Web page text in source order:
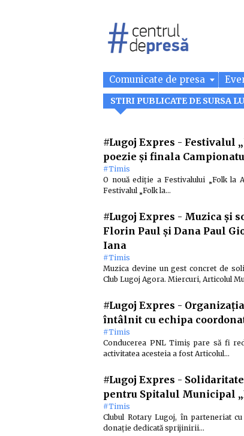
Comunicate de presa
STIRI PUBLICATE DE SURSA
#Lugoj Expres - Festivalul
poezie și finala
#Timis
O nouă ediție a Festivalului „Folk la
Festivalul „Folk la…
#Lugoj Expres - Muzica și
Florin Paul și Dana Paul
Iana
#Timis
Muzica devine un gest concret de
Club Lugoj Agora. Miercuri, Articolul
#Lugoj Expres -
întâlnit cu echipa
#Timis
Conducerea PNL Timiș pare să fi
activitatea acesteia a fost Articolul…
#Lugoj Expres -
pentru Spitalul Municipal
#Timis
Clubul Rotary Lugoj, în parteneriat
donație dedicată sprijinirii…